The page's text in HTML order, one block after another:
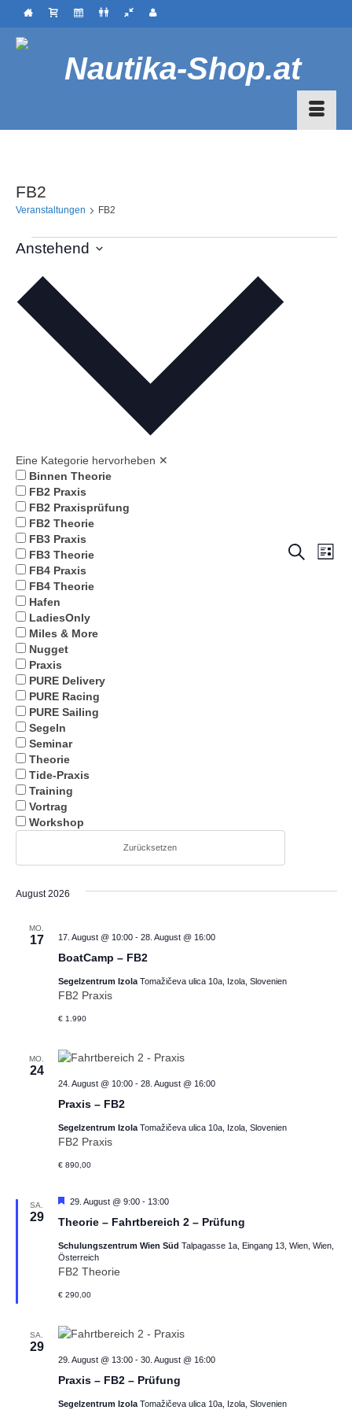
FB2
Veranstaltungen FB2
Veranstaltungen
Suche
Liste
Anstehend
wählen.
Eine Kategorie hervorheben ✕
Binnen Theorie
FB2 Praxis
FB2 Praxisprüfung
FB2 Theorie
FB3 Praxis
FB3 Theorie
FB4 Praxis
FB4 Theorie
Hafen
LadiesOnly
Miles & More
Nugget
Praxis
PURE Delivery
PURE Racing
PURE Sailing
Segeln
Seminar
Theorie
Tide-Praxis
Training
Vortrag
Workshop
Zurücksetzen
August 2026
MO.
17
BoatCamp – FB2
17. August @ 10:00- 28. August @ 16:00
Segelzentrum Izola Tomažičeva ulica 10a, Izola, Slovenien
FB2 Praxis
€ 1.990
MO.
24
Praxis – FB2
24. August @ 10:00- 28. August @ 16:00
Segelzentrum Izola Tomažičeva ulica 10a, Izola, Slovenien
FB2 Praxis
€ 890,00
SA.
29 Theorie – Fahrtbereich 2 – Prüfung
Hervorgehoben
29. August @ 9:00- 13:00
Schulungszentrum Wien Süd Talpagasse 1a, Eingang 13, Wien, Wien,
Österreich
FB2 Theorie
€ 290,00
SA.
29
Praxis – FB2 – Prüfung
29. August @ 13:00- 30. August @ 16:00
Segelzentrum Izola Tomažičeva ulica 10a, Izola, Slovenien